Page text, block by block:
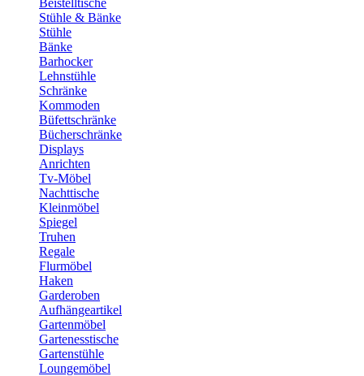
Stühle & Bänke
Stühle
Bänke
Barhocker
Lehnstühle
Schränke
Kommoden
Büfettschränke
Bücherschränke
Displays
Anrichten
Tv-Möbel
Nachttische
Kleinmöbel
Spiegel
Truhen
Regale
Flurmöbel
Haken
Garderoben
Aufhängeartikel
Gartenmöbel
Gartenesstische
Gartenstühle
Loungemöbel